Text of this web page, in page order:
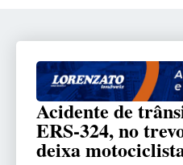
Acidente de
ERS-324, no
deixa